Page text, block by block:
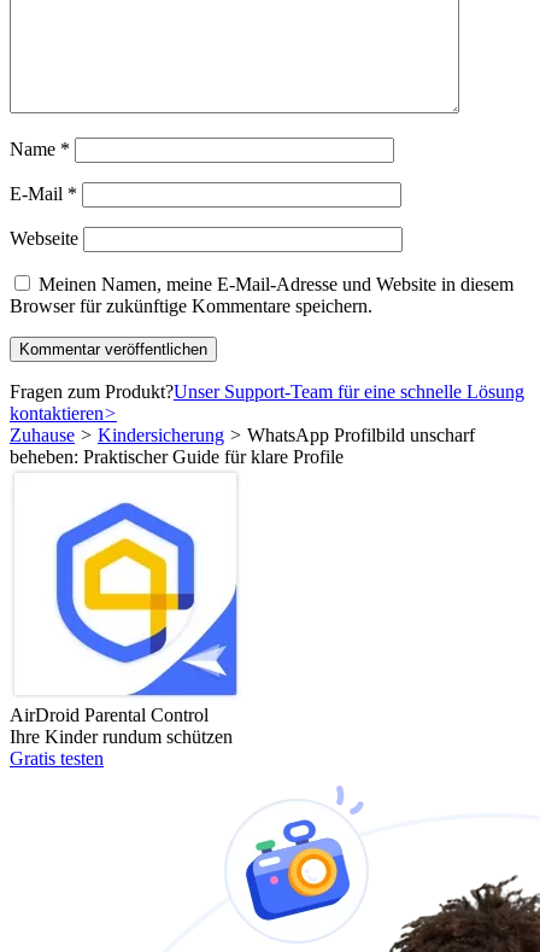
Name *
E-Mail *
Webseite
Meinen Namen, meine E-Mail-Adresse und Website in diesem
Browser für zukünftige Kommentare speichern.
Fragen zum Produkt?Unser Support-Team für eine schnelle Lösung
kontaktieren>
Zuhause > Kindersicherung > WhatsApp Profilbild unscharf
beheben: Praktischer Guide für klare Profile
AirDroid Parental Control
Ihre Kinder rundum schützen
Gratis testen